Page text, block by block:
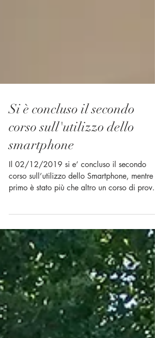
Si è concluso il secondo
corso sull'utilizzo dello
smartphone
Il 02/12/2019 si e’ concluso il secondo
primo è stato più che altro un corso di prova